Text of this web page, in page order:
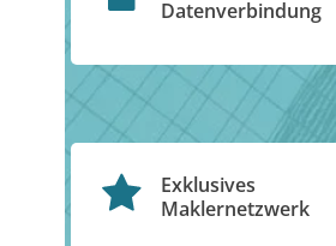
Datenverbindung
Exklusives
Maklernetzwerk